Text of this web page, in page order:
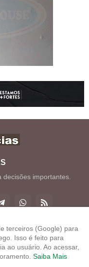
importantes.
Notícias
EXPEDIENTE
terceiros (Google) para
Isso é feito para
ao usuário. Ao acessar,
Saiba Mais